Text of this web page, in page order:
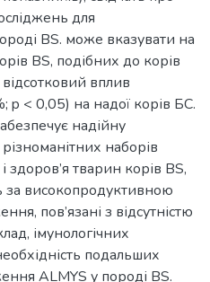
для
BS. може вказувати на
BS, подібних до корів
вплив
p < 0,05) на надої корів БС.
надійну
наборів
здоров’я тварин корів BS,
за високопродуктивною
пов’язані з відсутністю
імунологічних
подальших
ALMYS у породі BS.